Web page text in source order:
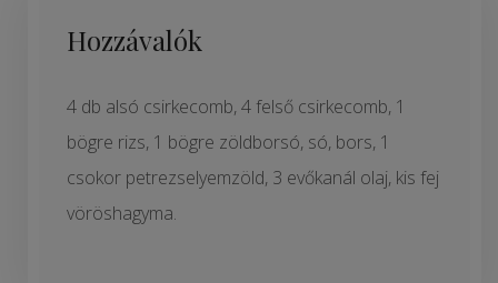
Hozzávalók
4 db alsó csirkecomb, 4 felső csirkecomb, 1
bögre rizs, 1 bögre zöldborsó, só, bors, 1
csokor petrezselyemzöld, 3 evőkanál olaj, kis fej
vöröshagyma.